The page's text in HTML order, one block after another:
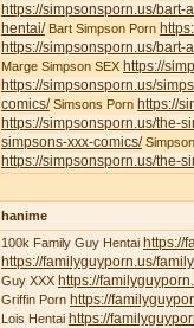
https://simpsonsporn.us/
hentai/Bart Simpson Porn
https://simpsonsporn.us/bart-
Marge Simpson SEX https://
https://simpsonsporn.us/
comics/Simsons Porn https://
https://simpsonsporn.us/the-
simpsons-xxx-comics/
https://simpsonsporn.us/the-
hanime
100k Family Guy Hentai https://
https://familyguyporn.us/
Guy XXX https://
Griffin Porn https://
Lois Hentai https://